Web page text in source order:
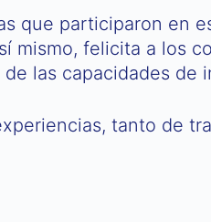
que participaron en
mismo, felicita a los
las capacidades de
tanto de